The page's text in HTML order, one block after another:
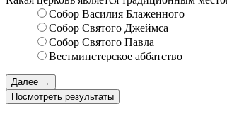
Собор Василия Блаженного
Собор Святого Джеймса
Собор Святого Павла
Вестминстерское аббатство
Посмотреть результаты